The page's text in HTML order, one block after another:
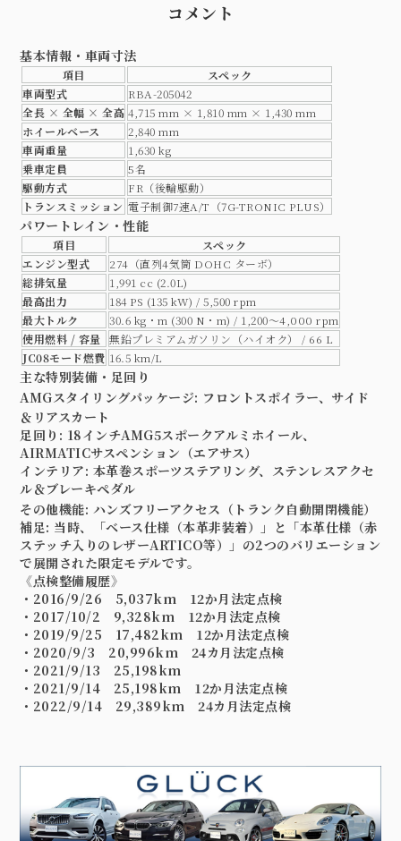
コメント
基本情報・車両寸法
項目
スペック
車両型式
RBA-205042
全長 × 全幅 × 全高 4,715 mm × 1,810 mm × 1,430 mm
ホイールベース
2,840 mm
車両重量
1,630 kg
乗車定員
5名
駆動方式
FR（後輪駆動）
トランスミッション 電子制御7速A/T（7G-TRONIC PLUS）
パワートレイン・性能
項目
スペック
エンジン型式
274（直列4気筒 DOHC ターボ）
総排気量
1,991 cc (2.0L)
最高出力
184 PS (135 kW) / 5,500 rpm
最大トルク
30.6 kg・m (300 N・m) / 1,200〜4,000 rpm
使用燃料 / 容量
無鉛プレミアムガソリン（ハイオク） / 66 L
JC08モード燃費 16.5 km/L
主な特別装備・足回り
AMGスタイリングパッケージ: フロントスポイラー、サイド
＆リアスカート
足回り: 18インチAMG5スポークアルミホイール、
AIRMATICサスペンション（エアサス）
インテリア: 本革巻スポーツステアリング、ステンレスアクセ
ル＆ブレーキペダル
その他機能: ハンズフリーアクセス（トランク自動開閉機能）
補足: 当時、「ベース仕様（本革非装着）」と「本革仕様（赤
ステッチ入りのレザーARTICO等）」の2つのバリエーション
で展開された限定モデルです。
《点検整備履歴》
・2016/9/26 5,037km 12か月法定点検
・2017/10/2 9,328km 12か月法定点検
・2019/9/25 17,482km 12か月法定点検
・2020/9/3 20,996km 24カ月法定点検
・2021/9/13 25,198km
・2021/9/14 25,198km 12か月法定点検
・2022/9/14 29,389km 24カ月法定点検